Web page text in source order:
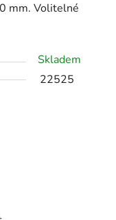
mm. Volitelné
Skladem
22525